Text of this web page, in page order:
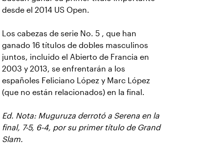
desde el 2014 US Open.
Los cabezas de serie No. 5 , que han
ganado 16 títulos de dobles masculinos
juntos, incluido el Abierto de Francia en
2003 y 2013, se enfrentarán a los
españoles Feliciano López y Marc López
(que no están relacionados) en la final.
Ed. Nota: Muguruza derrotó a Serena en la
final, 7-5, 6-4, por su primer título de Grand
Slam.